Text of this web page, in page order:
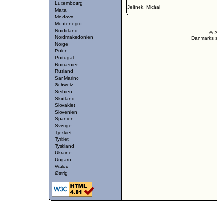
Luxembourg
Malta
Moldova
Montenegro
Nordirland
Nordmakedonien
Norge
Polen
Portugal
Rumænien
Rusland
SanMarino
Schweiz
Serbien
Skotland
Slovakiet
Slovenien
Spanien
Sverige
Tjekkiet
Tyrkiet
Tyskland
Ukraine
Ungarn
Wales
Østrig
Jelínek, Michal
©
Danmarks